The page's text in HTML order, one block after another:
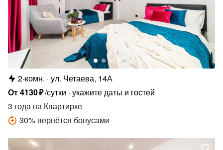
2-комн. ул. Четаева, 14А
От4130₽/сутки укажите даты и гостей
3 года на Квартирке
30% вернётся бонусами